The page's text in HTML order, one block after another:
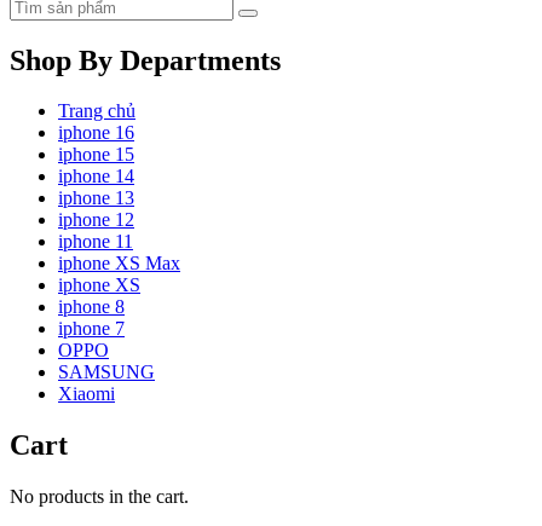
Shop By Departments
Trang chủ
iphone 16
iphone 15
iphone 14
iphone 13
iphone 12
iphone 11
iphone XS Max
iphone XS
iphone 8
iphone 7
OPPO
SAMSUNG
Xiaomi
Cart
No products in the cart.